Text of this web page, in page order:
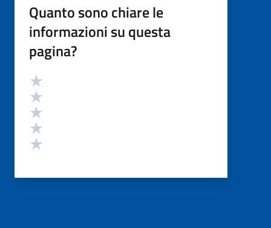
Quanto sono chiare le
informazioni su questa
pagina?
Valutazione